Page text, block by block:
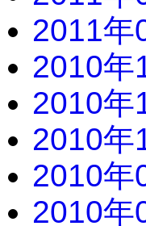
2011年
2010年
2010年
2010年
2010年
2010年